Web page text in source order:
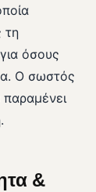
τη
όσους
Ο σωστός
&